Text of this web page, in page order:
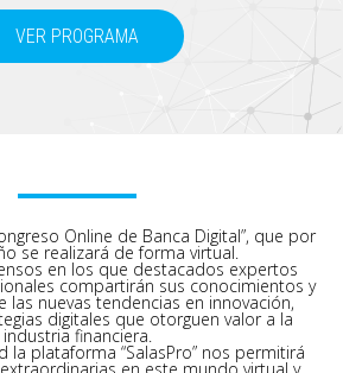
VER PROGRAMA
Online de Banca Digital”, que por
se realizará de forma virtual.
en los que destacados expertos
compartirán sus conocimientos y
las nuevas tendencias en innovación,
digitales que otorguen valor a la
industria financiera.
la plataforma “SalasPro” nos permitirá